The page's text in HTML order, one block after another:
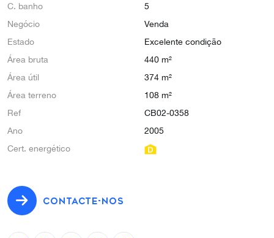
C. banho
5
Negócio
Venda
Estado
Excelente condição
Área bruta
440 m²
Área útil
374 m²
Área terreno
108 m²
Ref
CB02-0358
Ano
2005
Cert. energético
CONTACTE-NOS